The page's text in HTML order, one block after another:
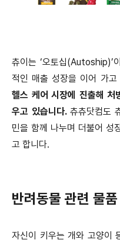
츄이는 ‘오토십(Autoship)’
적인 매출 성장을 이어 가고
헬스 케어 시장에 진출해 처
우고 있습니다.츄츄닷컴도
민을 함께 나누며 더불어 성
고 합니다.
반려동물 관련 물
자신이 키우는 개와 고양이